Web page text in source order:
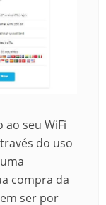
ao seu WiFi
do uso
compra da
ser por